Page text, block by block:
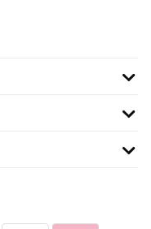
angenehmes Material.
Bettwäsche! Diese